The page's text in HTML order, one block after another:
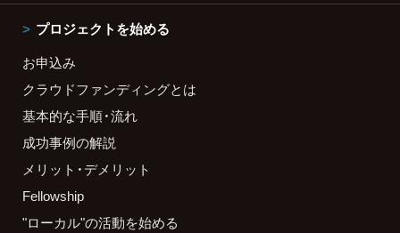
プロジェクトを始める
お申込み
クラウドファンディングとは
基本的な手順・流れ
成功事例の解説
メリット・デメリット
Fellowship
"ローカル"の活動を始める